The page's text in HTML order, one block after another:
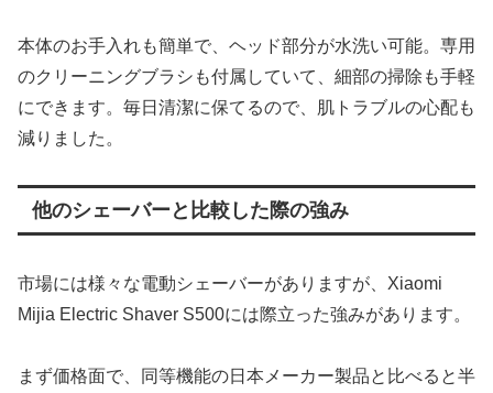
本体のお手入れも簡単で、ヘッド部分が水洗い可能。専用
のクリーニングブラシも付属していて、細部の掃除も手軽
にできます。毎日清潔に保てるので、肌トラブルの心配も
減りました。
他のシェーバーと比較した際の強み
市場には様々な電動シェーバーがありますが、Xiaomi
Mijia Electric Shaver S500には際立った強みがあります。
まず価格面で、同等機能の日本メーカー製品と比べると半